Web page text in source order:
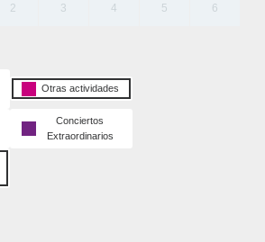
2 3 4 5 6
Otras actividades
Conciertos
Extraordinarios